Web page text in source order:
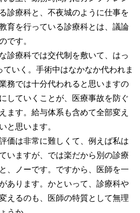
診療科と、不夜城のように仕事を
育を行っている診療科とは、議論
です。
診療科では交代制を敷いて、はっ
いく。手術中はなかなか代われま
務では十分代われると思いますの
していくことが、医療事故を防ぐ
ます。給与体系も含めて全部変え
と思います。
は非常に難しくて、例えば私は
いますが、では楽だから別の診療
、ノーです。ですから、医師を一
あります。かといって、診療科や
えるのも、医師の特質として無理